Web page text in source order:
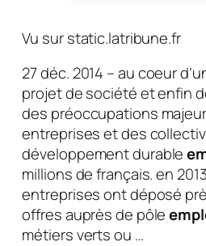
Vu sur static.latribune.fr
27 déc. 2014 – au coeur
projet de société et enfin
des préoccupations
entreprises et des
développement durable
millions de français. en
entreprises ont déposé
offres auprès de pôle
métiers verts ou …